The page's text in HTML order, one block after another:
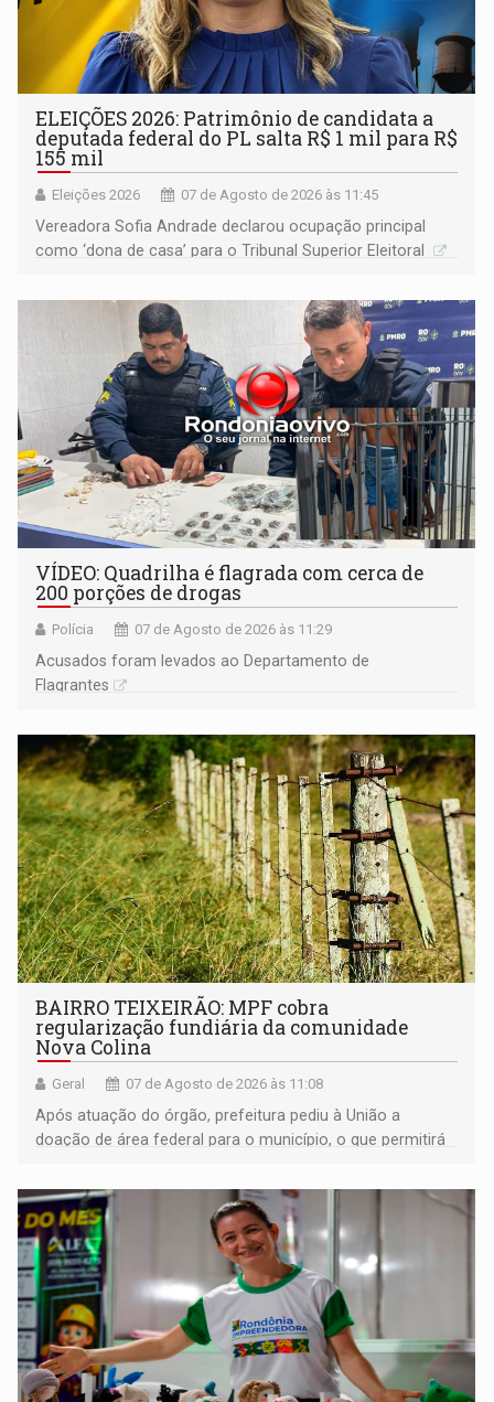
ELEIÇÕES 2026: Patrimônio de candidata a
deputada federal do PL salta R$ 1 mil para R$
155 mil
Eleições 2026 07 de Agosto de 2026 às 11:45
Vereadora Sofia Andrade declarou ocupação principal
como ‘dona de casa’ para o Tribunal Superior Eleitoral
VÍDEO: Quadrilha é flagrada com cerca de
200 porções de drogas
Polícia 07 de Agosto de 2026 às 11:29
Acusados foram levados ao Departamento de
Flagrantes
BAIRRO TEIXEIRÃO: MPF cobra
regularização fundiária da comunidade
Nova Colina
Geral 07 de Agosto de 2026 às 11:08
Após atuação do órgão, prefeitura pediu à União a
doação de área federal para o município, o que permitirá